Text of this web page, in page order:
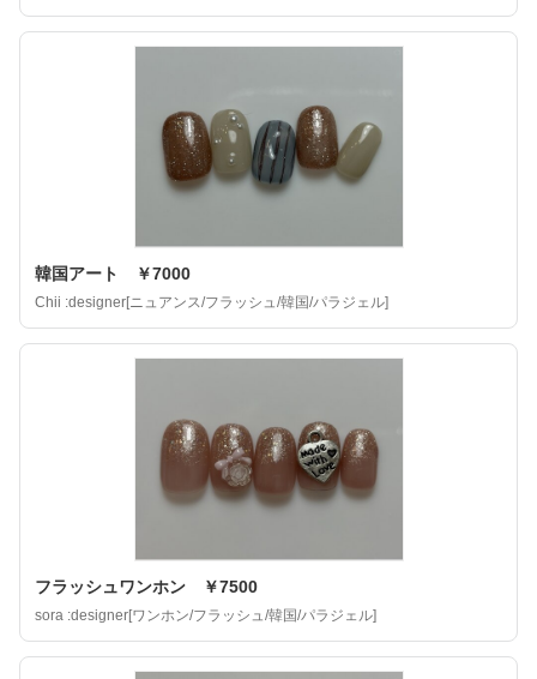
韓国アート ￥7000
Chii :designer[ニュアンス/フラッシュ/韓国/パラジェル]
フラッシュワンホン ￥7500
sora :designer[ワンホン/フラッシュ/韓国/パラジェル]